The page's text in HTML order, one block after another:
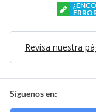
Revisa nuestra
Síguenos en: